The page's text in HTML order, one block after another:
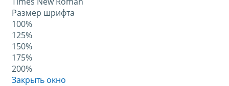
Размер шрифта
100%
125%
150%
175%
200%
Закрыть окно